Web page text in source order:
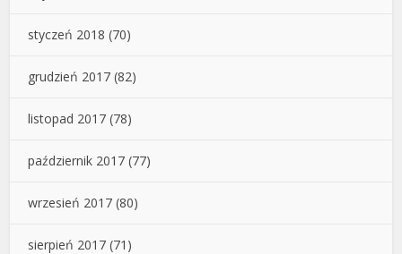
styczeń 2018 (70)
grudzień 2017 (82)
listopad 2017 (78)
październik 2017 (77)
wrzesień 2017 (80)
sierpień 2017 (71)